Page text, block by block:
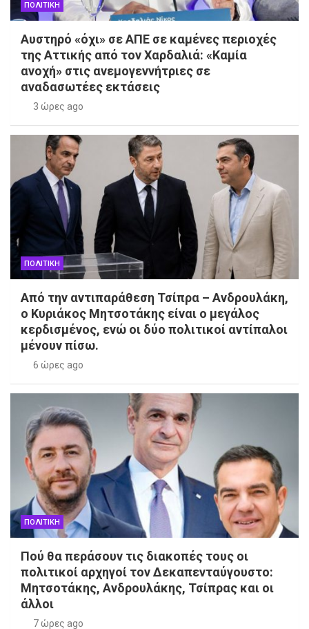
ΠΟΛΙΤΙΚΗ
Αυστηρό «όχι» σε ΑΠΕ σε καμένες περιοχές
της Αττικής από τον Χαρδαλιά: «Καμία
ανοχή» στις ανεμογεννήτριες σε
αναδασωτέες εκτάσεις
3 ώρες ago
ΠΟΛΙΤΙΚΗ
Από την αντιπαράθεση Τσίπρα – Ανδρουλάκη,
ο Κυριάκος Μητσοτάκης είναι ο μεγάλος
κερδισμένος, ενώ οι δύο πολιτικοί αντίπαλοι
μένουν πίσω.
6 ώρες ago
ΠΟΛΙΤΙΚΗ
Πού θα περάσουν τις διακοπές τους οι
πολιτικοί αρχηγοί τον Δεκαπενταύγουστο:
Μητσοτάκης, Ανδρουλάκης, Τσίπρας και οι
άλλοι
7 ώρες ago